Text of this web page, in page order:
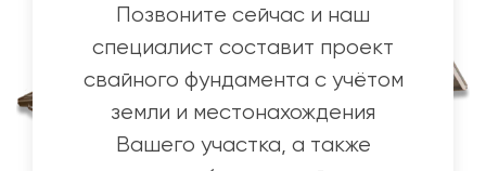
Позвоните сейчас и наш
специалист составит проект
свайного фундамента с учётом
земли и местонахождения
Вашего участка, а также